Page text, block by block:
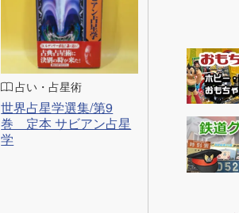
占い・占星術
世界占星学選集/第9
巻 定本 サビアン占星
学